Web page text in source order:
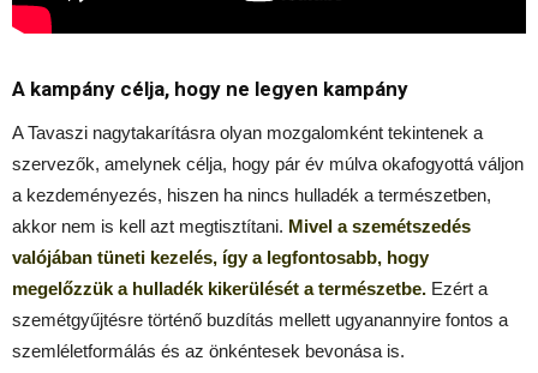
A kampány célja, hogy ne legyen kampány
A Tavaszi nagytakarításra olyan mozgalomként tekintenek a
szervezők, amelynek célja, hogy pár év múlva okafogyottá váljon
a kezdeményezés, hiszen ha nincs hulladék a természetben,
akkor nem is kell azt megtisztítani. Mivel a szemétszedés
valójában tüneti kezelés, így a legfontosabb, hogy
megelőzzük a hulladék kikerülését a természetbe. Ezért a
szemétgyűjtésre történő buzdítás mellett ugyanannyire fontos a
szemléletformálás és az önkéntesek bevonása is.